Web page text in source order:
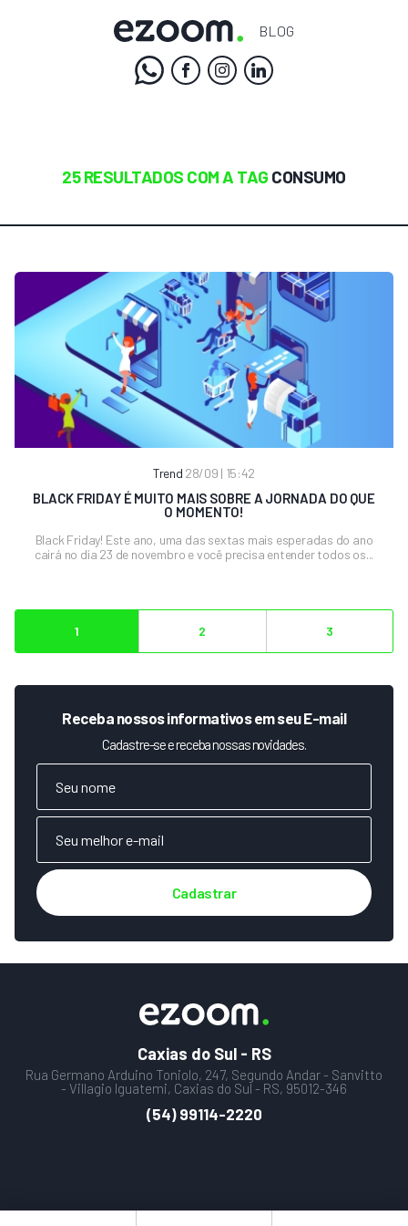
BLOG
25 RESULTADOS COM A TAG CONSUMO
Trend 28/09 | 15:42
BLACK FRIDAY É MUITO MAIS SOBRE A JORNADA DO QUE
O MOMENTO!
Black Friday! Este ano, uma das sextas mais esperadas do ano
cairá no dia 23 de novembro e você precisa entender todos os...
1 2 3
Receba nossos informativos em seu E-mail
Cadastre-se e receba nossas novidades.
Cadastrar
Caxias do Sul - RS
Rua Germano Arduino Toniolo, 247, Segundo Andar - Sanvitto
- Villagio Iguatemi, Caxias do Sul - RS, 95012-346
(54) 99114-2220